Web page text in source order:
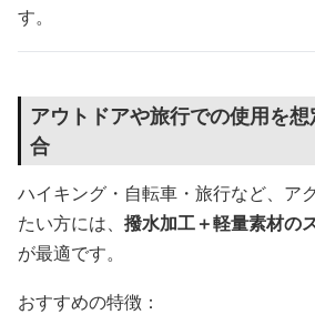
す。
アウトドアや旅行での使用を
合
ハイキング・自転車・旅行など、ア
たい方には、 撥水加工＋軽量素材の
が最適です。
おすすめの特徴：